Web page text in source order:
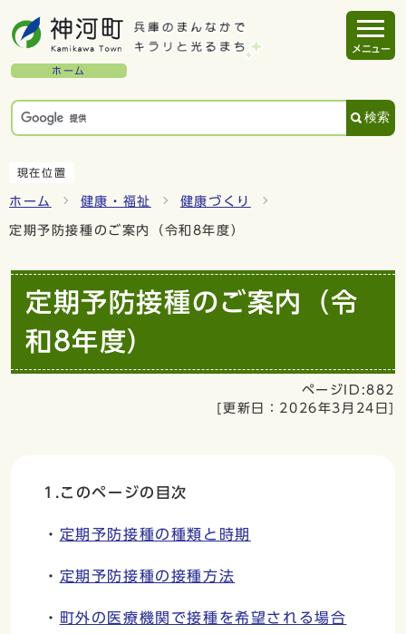
ホーム
検索
メニュー
現在位置
ホーム 健康・福祉 健康づくり
定期予防接種のご案内（令和8年度）
定期予防接種のご案内（令
和8年度）
ページID:882
[更新日： 2026年3月24日]
1.このページの目次
・ 定期予防接種の種類と時期
・ 定期予防接種の接種方法
・ 町外の医療機関で接種を希望される場合